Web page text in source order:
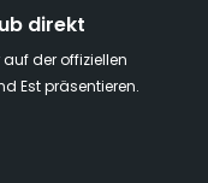
direkt
der offiziellen
Est präsentieren.